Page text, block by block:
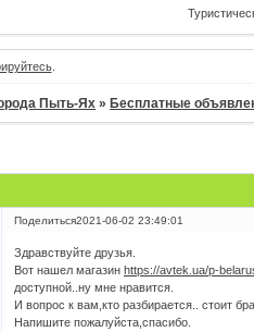
.
Пыть-Ях »Бесплатные
Поделиться2021-06-02 23:49:01
Здравствуйте друзья.
Вот нашел магазинhttps://avtek.ua/p-
доступной..ну мне нравится.
И вопрос к вам,кто разбирается.. стоит
Напишите пожалуйста,спасибо.